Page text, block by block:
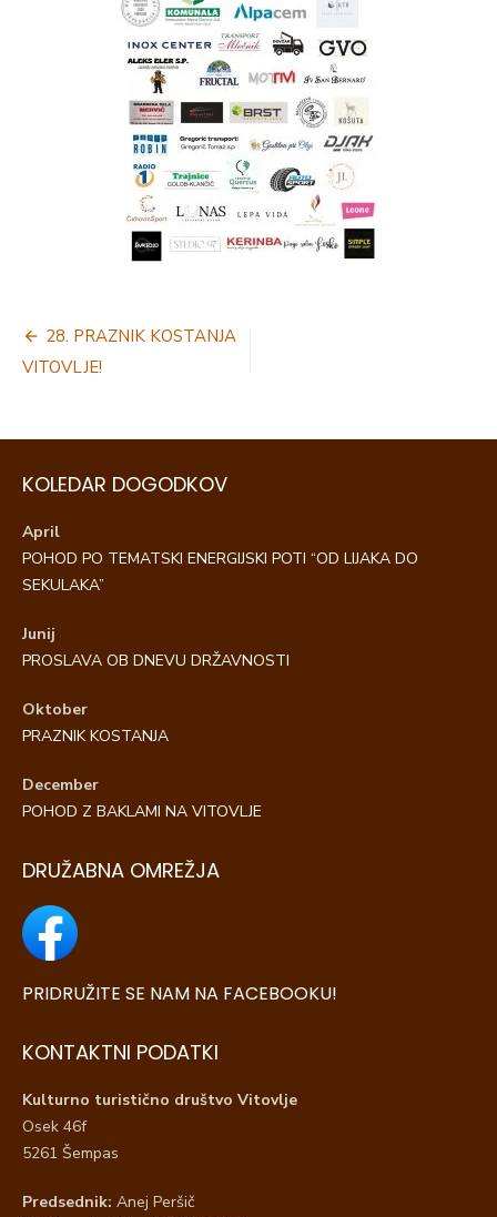
Navigacija
prispevka
28. PRAZNIK KOSTANJA
VITOVLJE!
KOLEDAR DOGODKOV
April
POHOD PO TEMATSKI ENERGIJSKI POTI “OD LIJAKA DO
SEKULAKA”
Junij
PROSLAVA OB DNEVU DRŽAVNOSTI
Oktober
PRAZNIK KOSTANJA
December
POHOD Z BAKLAMI NA VITOVLJE
DRUŽABNA OMREŽJA
PRIDRUŽITE SE NAM NA FACEBOOKU!
KONTAKTNI PODATKI
Kulturno turistično društvo Vitovlje
Osek 46f
5261 Šempas
Predsednik: Anej Peršič